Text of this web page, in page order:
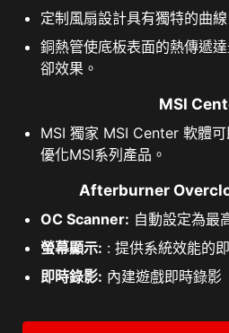
定制風扇設計具有獨特的曲
銅熱管使底板表面的熱傳遞
卻效果。
MSI
MSI 獨家 MSI Center 軟體
優化MSI系列產品。
Afterburner
OC Scanner: 自動設定為最
螢幕顯示: : 提供系統效能的
即時錄影: 內建遊戲即時錄影